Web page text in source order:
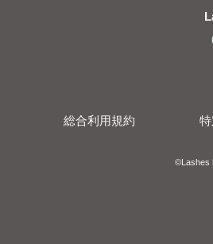
総合利用規約
​​©︎Lashes